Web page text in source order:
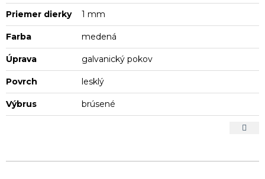
Priemer dierky 1 mm
Farba medená
Úprava galvanický pokov
Povrch lesklý
Výbrus brúsené